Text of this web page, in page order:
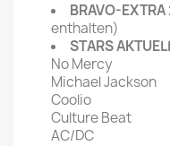
BRAVO-EXTRA
enthalten)
STARS
No Mercy
Michael Jackson
Coolio
Culture Beat
AC/DC